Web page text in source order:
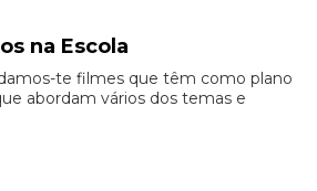
na Escola
te filmes que têm como plano
abordam vários dos temas e